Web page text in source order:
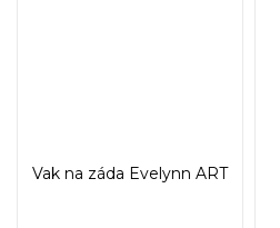
Vak na záda Evelynn ART